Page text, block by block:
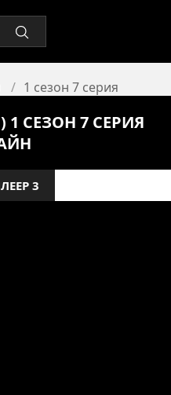
1 сезон 7 серия
СЕЗОН 7 СЕРИЯ
3